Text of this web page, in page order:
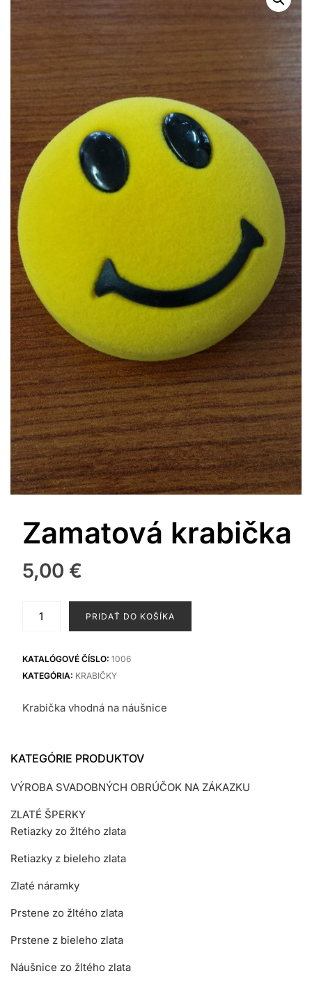
Zamatová krabička
5,00 €
PRIDAŤ DO KOŠÍKA
KATALÓGOVÉ ČÍSLO: 1006
KATEGÓRIA: KRABIČKY
Krabička vhodná na náušnice
KATEGÓRIE PRODUKTOV
VÝROBA SVADOBNÝCH OBRÚČOK NA ZÁKAZKU
ZLATÉ ŠPERKY
Retiazky zo žltého zlata
Retiazky z bieleho zlata
Zlaté náramky
Prstene zo žltého zlata
Prstene z bieleho zlata
Náušnice zo žltého zlata